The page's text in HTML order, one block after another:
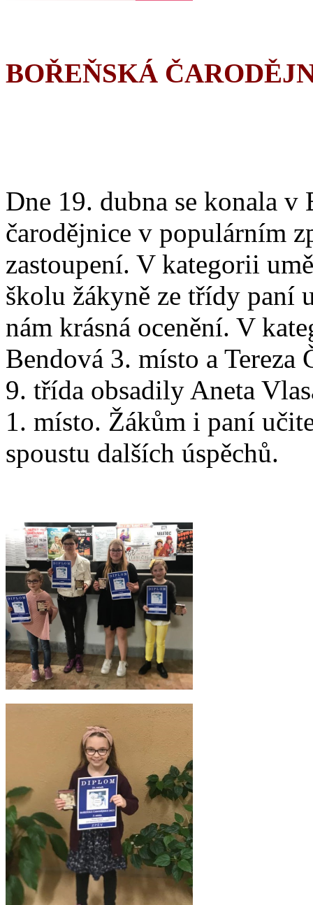
BOŘEŇSKÁ
Dne 19. dubna se konala v
čarodějnice v populárním
zastoupení. V kategorii
školu žákyně ze třídy paní
nám krásná ocenění. V
Bendová 3. místo a
9. třída obsadily Aneta
1. místo. Žákům i paní
spoustu dalších úspěchů.